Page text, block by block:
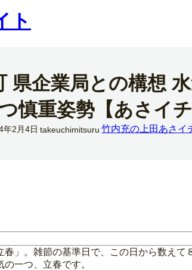
ト
県企業局との構想
慎重姿勢【あさイチ
年2月4日 takeuchimitsuru 竹内充の上田あさイ
」。雑節の基準日で、この日から数えて
一つ、立春です。